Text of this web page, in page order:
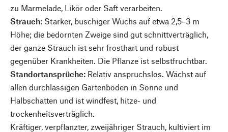
zu Marmelade, Likör oder Saft verarbeiten.
Strauch: Starker, buschiger Wuchs auf etwa 2,5–3 m
Höhe; die bedornten Zweige sind gut schnittverträglich,
der ganze Strauch ist sehr frosthart und robust
gegenüber Krankheiten. Die Pflanze ist selbstfruchtbar.
Standortansprüche: Relativ anspruchslos. Wächst auf
allen durchlässigen Gartenböden in Sonne und
Halbschatten und ist windfest, hitze- und
trockenheitsverträglich.
Kräftiger, verpflanzter, zweijähriger Strauch, kultiviert im